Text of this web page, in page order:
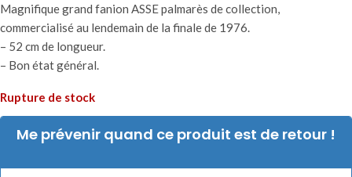
Magnifique grand fanion ASSE palmarès de collection,
commercialisé au lendemain de la finale de 1976.
– 52 cm de longueur.
– Bon état général.
Rupture de stock
Me prévenir quand ce produit est de retour !